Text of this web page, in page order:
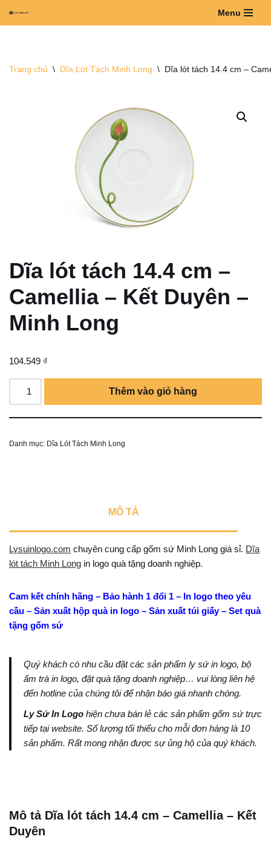
dung
Menu
Trang chủ \ Dĩa Lót Tách Minh Long \ Dĩa lót tách 14.4 cm –
Dĩa lót tách 14.4 cm –
Camellia – Kết Duyên –
Minh Long
104.549 ₫
Thêm vào giỏ hàng
Danh mục: Dĩa Lót Tách Minh Long
MÔ TẢ
Lysuinlogo.com chuyên cung cấp gốm sứ Minh Long giá sỉ. Dĩa
lót tách Minh Long in logo quà tặng doanh nghiệp.
Cam kết chính hãng – Bảo hành 1 đổi 1 – In logo theo yêu
cầu – Sản xuất hộp quà in logo – Sản xuất túi giấy – Set quà
tặng gốm sứ
Quý khách có nhu cầu đặt các sản phẩm ly sứ in logo, bộ
ấm trà in logo, đặt quà tặng doanh nghiệp… vui lòng liên hệ
đến hotline của chúng tôi để nhận báo giá nhanh chóng.
Ly Sứ In Logo hiện chưa bán lẻ các sản phẩm gốm sứ trực
tiếp tại website. Số lượng tối thiểu cho mỗi đơn hàng là 10
sản phẩm. Rất mong nhận được sự ủng hộ của quý khách.
Mô tả Dĩa lót tách 14.4 cm – Camellia – Kết
Duyên